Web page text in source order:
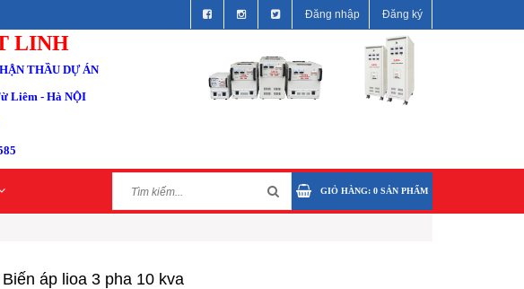
Đăng nhập Đăng ký
LINH
THẦU DỰ ÁN
Liêm - Hà NỘI
GIỎ HÀNG: 0 SẢN PHẨM
Biến áp lioa 3 pha 10 kva